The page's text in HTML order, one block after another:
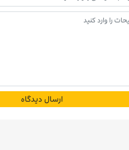
ارسال دیدگاه